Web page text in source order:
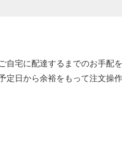
宅に配達するまでのお手
日から余裕をもって注文操作